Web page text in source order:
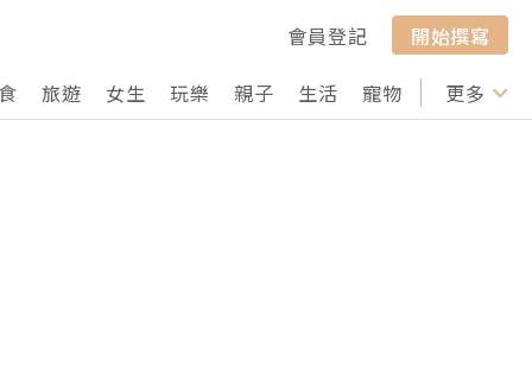
會員登記
開始撰寫
旅遊 女生 玩樂 親子 生活 寵物 行山 打卡
更多